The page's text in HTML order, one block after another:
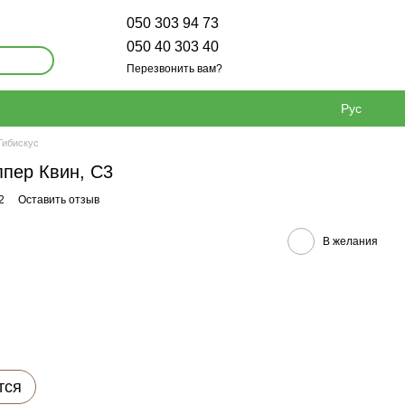
050 303 94 73
050 40 303 40
Перезвонить вам?
Рус
Квин, С3
Оставить отзыв
В желания